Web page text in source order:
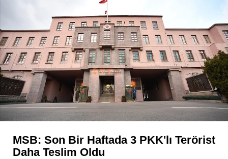
MSB: Son Bir Haftada 3 PKK'lı Terörist
Daha Teslim Oldu